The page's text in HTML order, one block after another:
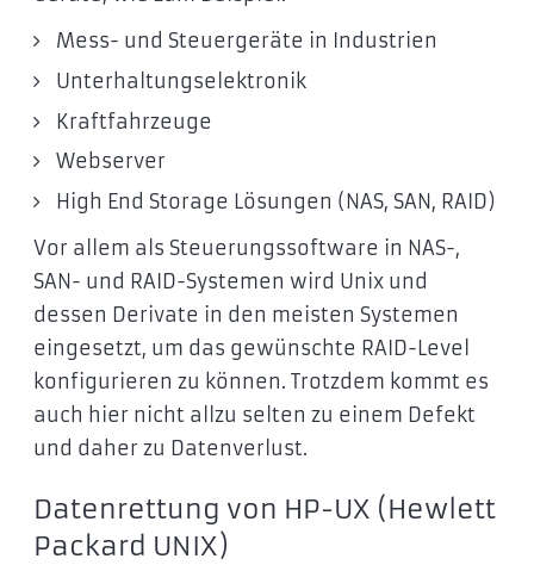
Mess- und Steuergeräte in Industrien
Unterhaltungselektronik
Kraftfahrzeuge
Webserver
High End Storage Lösungen (NAS, SAN, RAID)
Vor allem als Steuerungssoftware in NAS-,
SAN- und RAID-Systemen wird Unix und
dessen Derivate in den meisten Systemen
eingesetzt, um das gewünschte RAID-Level
konfigurieren zu können. Trotzdem kommt es
auch hier nicht allzu selten zu einem Defekt
und daher zu Datenverlust.
Datenrettung von HP-UX (Hewlett
Packard UNIX)